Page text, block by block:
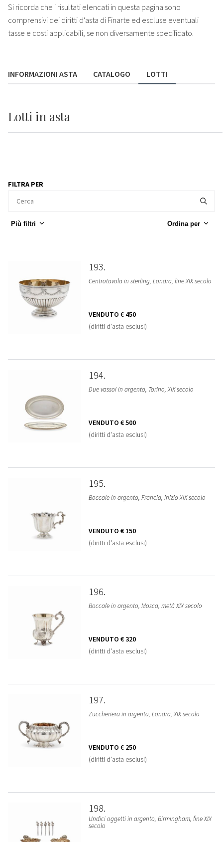
Si ricorda che i risultati elencati in questa pagina sono
comprensivi dei diritti d'asta di Finarte ed escluse eventuali
tasse e costi applicabili, se non diversamente specificato.
INFORMAZIONI ASTA CATALOGO LOTTI
Lotti in asta
FILTRA PER
Più filtri Ordina per
193
Centrotavola in sterling, Londra, fine XIX secolo
VENDUTO € 450
(diritti d'asta esclusi)
194
Due vassoi in argento, Torino, XIX secolo
VENDUTO € 500
(diritti d'asta esclusi)
195
Boccale in argento, Francia, inizio XIX secolo
VENDUTO € 150
(diritti d'asta esclusi)
196
Boccale in argento, Mosca, metà XIX secolo
VENDUTO € 320
(diritti d'asta esclusi)
197
Zuccheriera in argento, Londra, XIX secolo
VENDUTO € 250
(diritti d'asta esclusi)
198
Undici oggetti in argento, Birmingham, fine XIX
secolo